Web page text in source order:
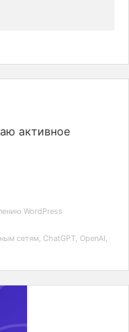
активное
WordPress
сетям, ChatGPT, OpenAI,